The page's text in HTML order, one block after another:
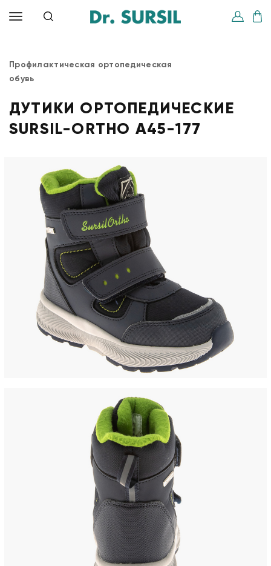
Профилактическая ортопедическая
обувь
ДУТИКИ ОРТОПЕДИЧЕСКИЕ
SURSIL-ORTHO A45-177